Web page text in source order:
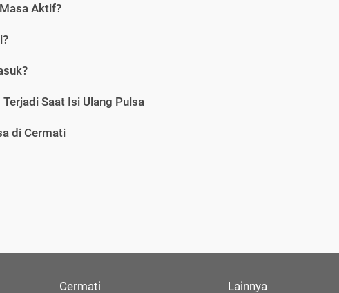
Aktif?
Saat Isi Ulang Pulsa
di Cermati
Cermati Lainnya